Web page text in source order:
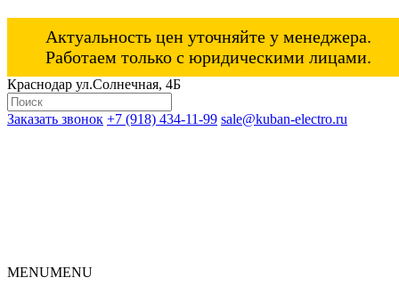
Актуальность цен уточняйте у менеджера.
Работаем только с юридическими лицами.
Краснодар ул.Солнечная, 4Б
Заказать звонок +7 (918) 434-11-99 sale@kuban-electro.ru
MENUMENU